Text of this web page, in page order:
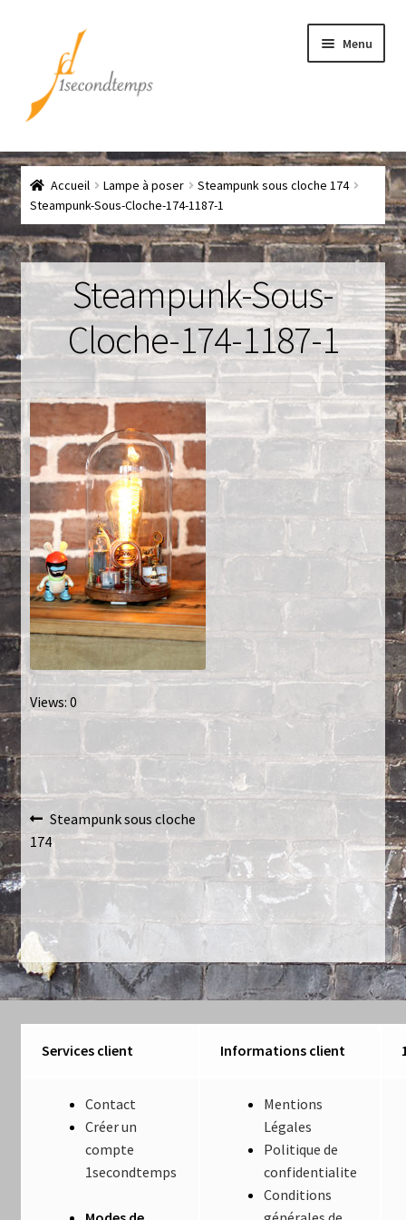
navigation
contenu
Menu
Accueil
Chef
CLICK & COLLECT
Conditions générales de vente
Contact
Couteaux
Créations sur commande
D’autres créations
Fourchette
Grands luminaires
Huître
La philosophie
Lampe à poser
Les Collections
Luminaires
Mentions Légales
Mon compte
Nautilus – Tome 1 – Les Machines Fondatrices
Paiement
Accueil Lampe à poser
Steampunk sous cloche 174
Steampunk-Sous-Cloche-174-1187-1
Steampunk-Sous-
Cloche-174-1187-1
Views: 0
Navigation
de
l’article
Article
précédent :
Steampunk sous cloche
174
Services client Informations client
Contact
Créer un
compte
1secondtemps
Mentions
Légales
Politique de
confidentialite
Conditions